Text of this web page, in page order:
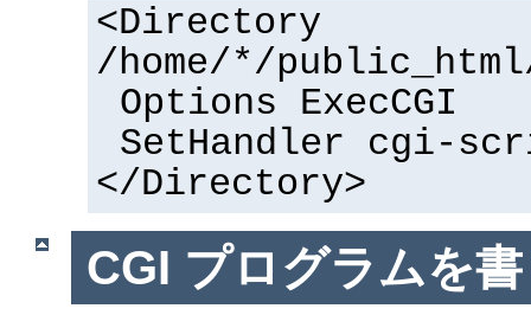
<Directory
/home/*/
Options ExecCGI
SetHandler cgi-
</Directory>
CGI プログラムを